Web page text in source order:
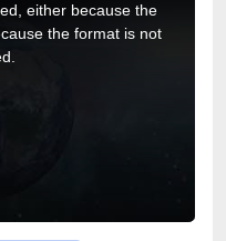
either because the
the format is not